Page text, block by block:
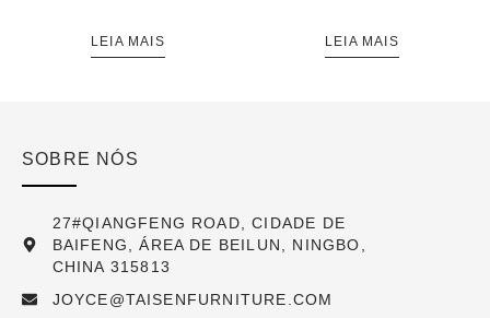
LEIA MAIS LEIA MAIS
SOBRE NÓS
27#QIANGFENG ROAD, CIDADE DE
BAIFENG, ÁREA DE BEILUN, NINGBO,
CHINA 315813
JOYCE@TAISENFURNITURE.COM